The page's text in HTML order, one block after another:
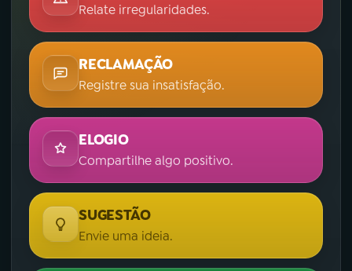
Relate irregularidades.
RECLAMAÇÃO
Registre sua insatisfação.
ELOGIO
Compartilhe algo positivo.
SUGESTÃO
Envie uma ideia.